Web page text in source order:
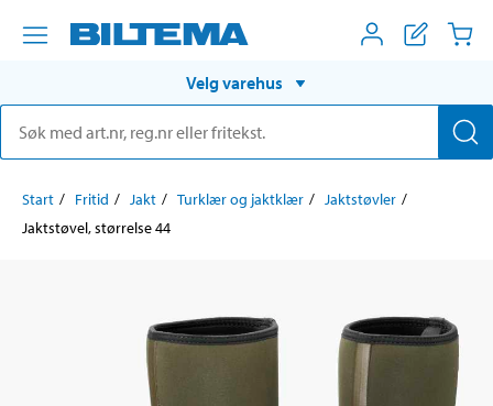
Velg varehus
Start Fritid Jakt Turklær og jaktklær
Jaktstøvler
Jaktstøvel, størrelse 44